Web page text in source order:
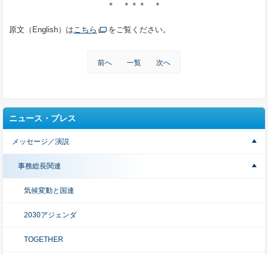
＊ ＊＊＊ ＊
原文（English）はこちら をご覧ください。
前へ 一覧 次へ
ニュース・プレス
メッセージ／演説
事務総長関連
気候変動と国連
2030アジェンダ
TOGETHER